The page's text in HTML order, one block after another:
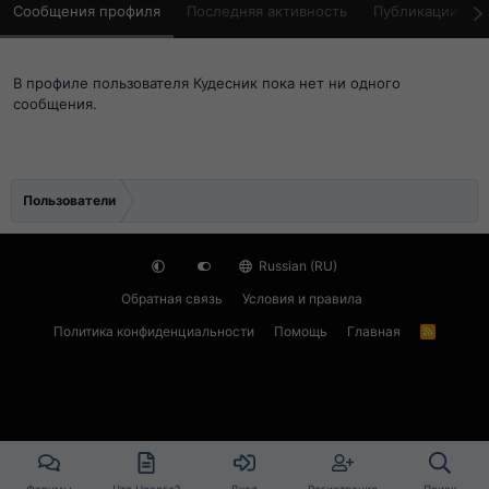
Сообщения профиля Последняя активность Публикации
В профиле пользователя Кудесник пока нет ни одного
сообщения.
Пользователи
Russian (RU)
Обратная связь
Условия и правила
Политика конфиденциальности
Помощь Главная
R